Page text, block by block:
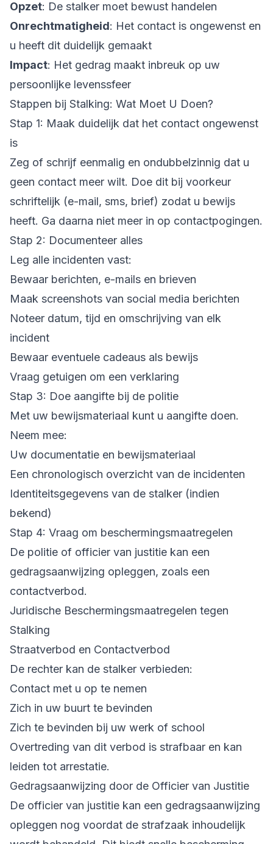
Opzet: De stalker moet bewust handelen
Onrechtmatigheid: Het contact is ongewenst en
u heeft dit duidelijk gemaakt
Impact: Het gedrag maakt inbreuk op uw
persoonlijke levenssfeer
Stappen bij Stalking: Wat Moet U Doen?
Stap 1: Maak duidelijk dat het contact ongewenst
is
Zeg of schrijf eenmalig en ondubbelzinnig dat u
geen contact meer wilt. Doe dit bij voorkeur
schriftelijk (e-mail, sms, brief) zodat u bewijs
heeft. Ga daarna niet meer in op contactpogingen.
Stap 2: Documenteer alles
Leg alle incidenten vast:
Bewaar berichten, e-mails en brieven
Maak screenshots van social media berichten
Noteer datum, tijd en omschrijving van elk
incident
Bewaar eventuele cadeaus als bewijs
Vraag getuigen om een verklaring
Stap 3: Doe aangifte bij de politie
Met uw bewijsmateriaal kunt u aangifte doen.
Neem mee:
Uw documentatie en bewijsmateriaal
Een chronologisch overzicht van de incidenten
Identiteitsgegevens van de stalker (indien
bekend)
Stap 4: Vraag om beschermingsmaatregelen
De politie of officier van justitie kan een
gedragsaanwijzing opleggen, zoals een
contactverbod.
Juridische Beschermingsmaatregelen tegen
Stalking
Straatverbod en Contactverbod
De rechter kan de stalker verbieden:
Contact met u op te nemen
Zich in uw buurt te bevinden
Zich te bevinden bij uw werk of school
Overtreding van dit verbod is strafbaar en kan
leiden tot arrestatie.
Gedragsaanwijzing door de Officier van Justitie
De officier van justitie kan een gedragsaanwijzing
opleggen nog voordat de strafzaak inhoudelijk